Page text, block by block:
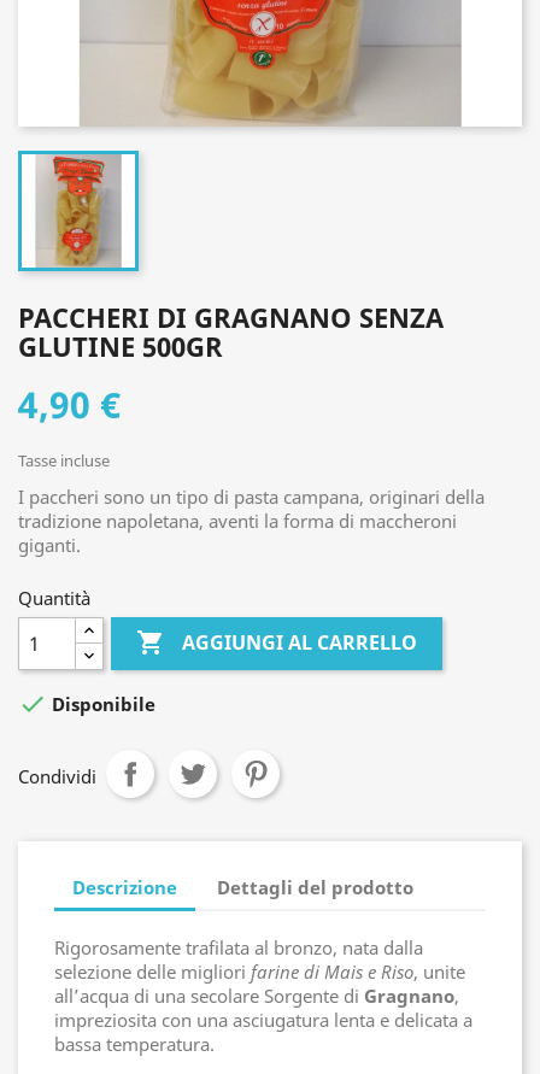
PACCHERI DI GRAGNANO SENZA
GLUTINE 500GR
4,90 €
Tasse incluse
I paccheri sono un tipo di pasta campana, originari della
tradizione napoletana, aventi la forma di maccheroni
giganti.
Quantità
 AGGIUNGI AL CARRELLO
 Disponibile
Condividi
Descrizione Dettagli del prodotto
Rigorosamente trafilata al bronzo, nata dalla
selezione delle migliori farine di Mais e Riso, unite
all’acqua di una secolare Sorgente di Gragnano,
impreziosita con una asciugatura lenta e delicata a
bassa temperatura.